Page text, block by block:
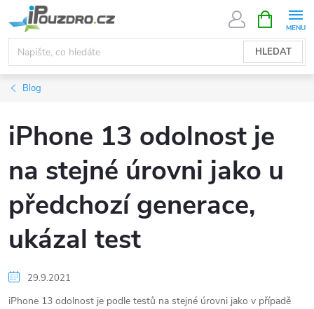
na
obsah
HLEDAT
NÁKUPNÍ
KOŠÍK
Blog
iPhone 13 odolnost je
na stejné úrovni jako u
předchozí generace,
ukázal test
29.9.2021
iPhone 13 odolnost je podle testů na stejné úrovni jako v případě